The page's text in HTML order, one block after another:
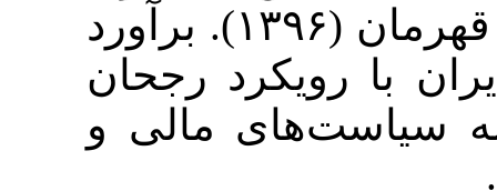
آرانی، عباس؛ عبدلی، قهرمان (۱۳۹۶). برآورد
رجحان
مالی و